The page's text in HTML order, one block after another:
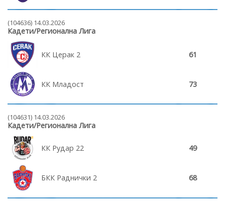
(104636) 14.03.2026
Кадети/Регионална Лига
КК Церак 2 61
КК Младост 73
(104631) 14.03.2026
Кадети/Регионална Лига
КК Рудар 22 49
БКК Раднички 2 68